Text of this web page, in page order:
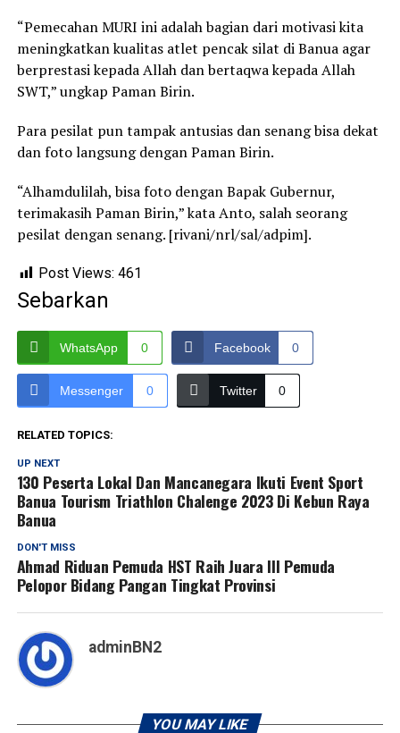
“Pemecahan MURI ini adalah bagian dari motivasi kita
meningkatkan kualitas atlet pencak silat di Banua agar
berprestasi kepada Allah dan bertaqwa kepada Allah
SWT,” ungkap Paman Birin.
Para pesilat pun tampak antusias dan senang bisa dekat
dan foto langsung dengan Paman Birin.
“Alhamdulilah, bisa foto dengan Bapak Gubernur,
terimakasih Paman Birin,” kata Anto, salah seorang
pesilat dengan senang. [rivani/nrl/sal/adpim].
Post Views: 461
Sebarkan
WhatsApp 0 Facebook 0
Messenger 0 Twitter 0
RELATED TOPICS:
UP NEXT
130 Peserta Lokal Dan Mancanegara Ikuti Event Sport
Banua Tourism Triathlon Chalenge 2023 Di Kebun Raya
Banua
DON'T MISS
Ahmad Riduan Pemuda HST Raih Juara III Pemuda
Pelopor Bidang Pangan Tingkat Provinsi
adminBN2
YOU MAY LIKE